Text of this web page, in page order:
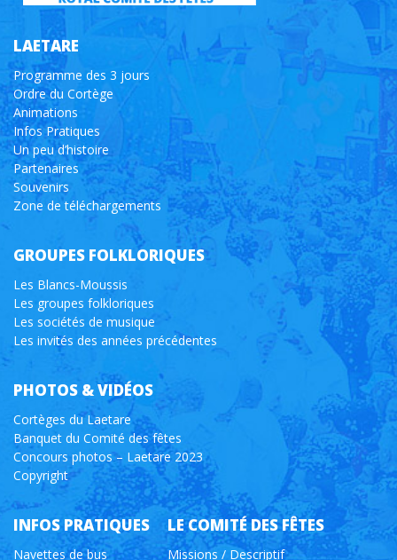
LAETARE
Programme des 3 jours
Ordre du Cortège
Animations
Infos Pratiques
Un peu d’histoire
Partenaires
Souvenirs
Zone de téléchargements
GROUPES FOLKLORIQUES
Les Blancs-Moussis
Les groupes folkloriques
Les sociétés de musique
Les invités des années précédentes
PHOTOS & VIDÉOS
Cortèges du Laetare
Banquet du Comité des fêtes
Concours photos – Laetare 2023
Copyright
INFOS PRATIQUES
Navettes de bus
LE COMITÉ DES FÊTES
Missions / Descriptif